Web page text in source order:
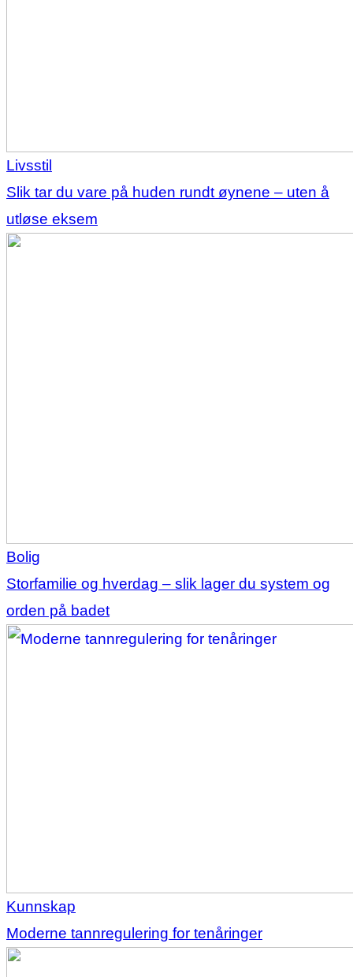
Livsstil
Slik tar du vare på huden rundt øynene – uten å
utløse eksem
Bolig
Storfamilie og hverdag – slik lager du system og
orden på badet
Kunnskap
Moderne tannregulering for tenåringer